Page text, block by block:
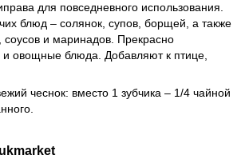
для повседневного использования.
блюд – солянок, супов, борщей, а также
соусов и маринадов. Прекрасно
овощные блюда. Добавляют к птице,
чеснок: вместо 1 зубчика – 1/4 чайной